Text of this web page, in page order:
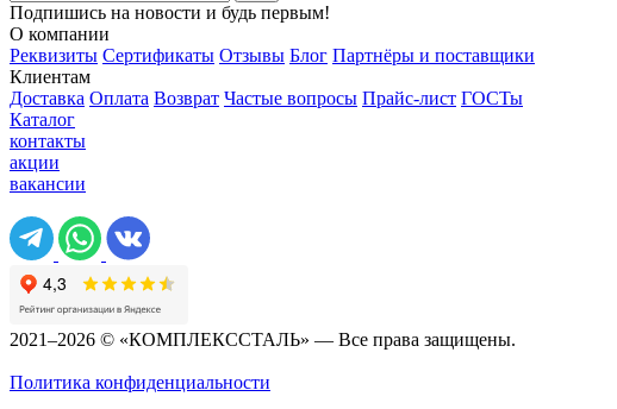
Подпишись на новости и будь первым!
О компании
Реквизиты Сертификаты Отзывы Блог Партнёры и поставщики
Клиентам
Доставка Оплата Возврат Частые вопросы Прайс-лист ГОСТы
Каталог
контакты
акции
вакансии
2021–2026 © «КОМПЛЕКССТАЛЬ» — Все права защищены.
Политика конфиденциальности